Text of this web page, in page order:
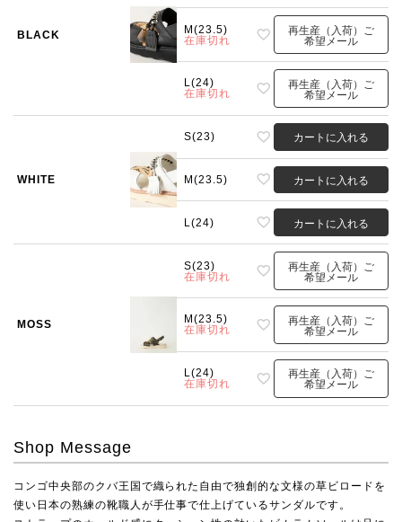
BLACK
M(23.5)
在庫切れ
再生産（入荷）ご
希望メール
L(24)
在庫切れ
再生産（入荷）ご
希望メール
WHITE
S(23) カートに入れる
M(23.5) カートに入れる
L(24) カートに入れる
MOSS
S(23)
在庫切れ
再生産（入荷）ご
希望メール
M(23.5)
在庫切れ
再生産（入荷）ご
希望メール
L(24)
在庫切れ
再生産（入荷）ご
希望メール
Shop Message
コンゴ中央部のクバ王国で織られた自由で独創的な文様の草ビロードを
使い日本の熟練の靴職人が手仕事で仕上げているサンダルです。